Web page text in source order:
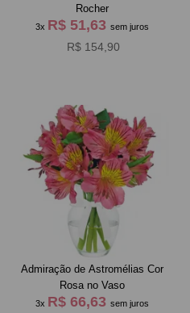
Rocher
3x R$ 51,63 sem juros
R$ 154,90
Admiração de Astromélias Cor
Rosa no Vaso
3x R$ 66,63 sem juros